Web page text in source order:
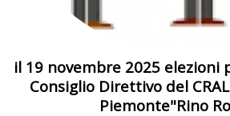
il 19 novembre 2025 elezioni
Consiglio Direttivo del
Piemonte"Rino